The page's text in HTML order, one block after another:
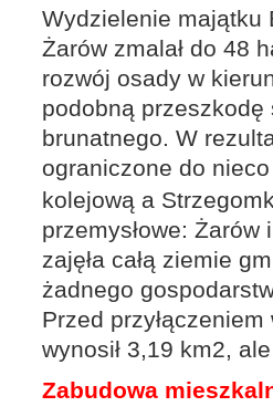
Wydzielenie majątku
Żarów zmalał do 48
rozwój osady w
podobną przeszkodę
brunatnego. W
ograniczone do
kolejową a
przemysłowe:
zajęła całą ziemie
żadnego
Przed
wynosił 3,19 km2,
Zabudowa